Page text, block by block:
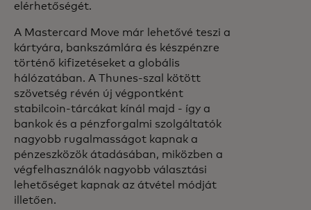
elérhetőségét.
A Mastercard Move már lehetővé teszi a
kártyára, bankszámlára és készpénzre
történő kifizetéseket a globális
hálózatában. A Thunes-szal kötött
szövetség révén új végpontként
stabilcoin-tárcákat kínál majd - így a
bankok és a pénzforgalmi szolgáltatók
nagyobb rugalmasságot kapnak a
pénzeszközök átadásában, miközben a
végfelhasználók nagyobb választási
lehetőséget kapnak az átvétel módját
illetően.